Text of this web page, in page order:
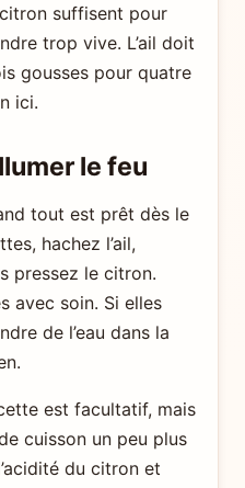
suffisent pour
trop vive. L’ail doit
gousses pour quatre
ici.
le feu
tout est prêt dès le
hachez l’ail,
pressez le citron.
avec soin. Si elles
de l’eau dans la
est facultatif, mais
cuisson un peu plus
du citron et